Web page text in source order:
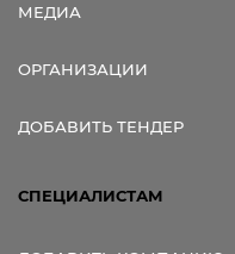
МЕДИА
ОРГАНИЗАЦИИ
ДОБАВИТЬ ТЕНДЕР
СПЕЦИАЛИСТАМ